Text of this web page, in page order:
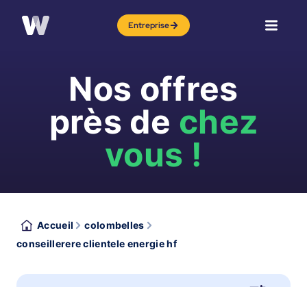
Entreprise
Nos offres
près de chez
vous !
Accueil
colombelles
conseillerere clientele energie hf